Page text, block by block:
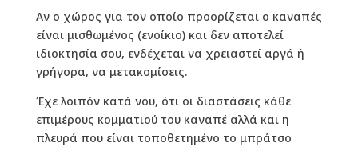
Αν ο χώρος για τον οποίο προορίζεται ο καναπές
είναι μισθωμένος (ενοίκιο) και δεν αποτελεί
ιδιοκτησία σου, ενδέχεται να χρειαστεί αργά ή
γρήγορα, να μετακομίσεις.
Έχε λοιπόν κατά νου, ότι οι διαστάσεις κάθε
επιμέρους κομματιού του καναπέ αλλά και η
πλευρά που είναι τοποθετημένο το μπράτσο